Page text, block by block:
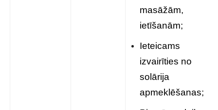
masāžām,
ietīšanām;
Ieteicams
izvairīties no
solārija
apmeklēšanas;